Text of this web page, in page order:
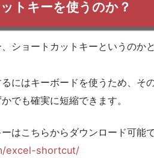
トキーを使うのか？
ショートカットキーというのか
にはキーボードを使うため、そ
でも確実に短縮できます。
はこちらからダウンロード可能で
excel-shortcut/